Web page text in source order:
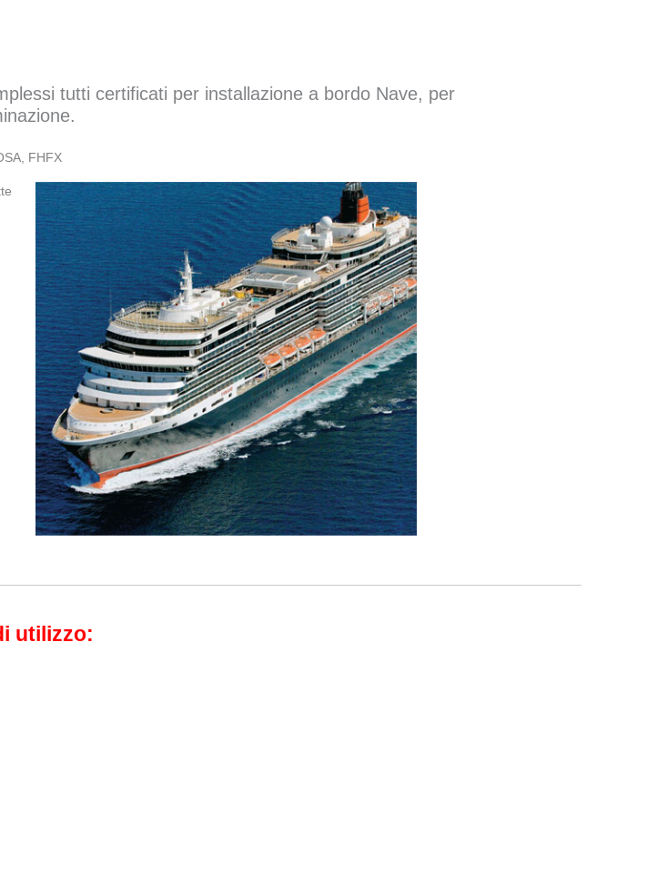
tutti certificati per installazione a bordo Nave, per
FHFX
utilizzo: